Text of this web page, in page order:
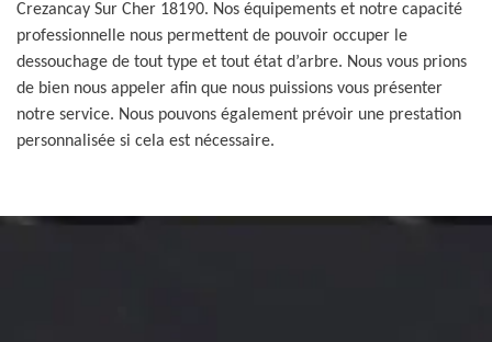
Crezancay Sur Cher 18190. Nos équipements et notre capacité
professionnelle nous permettent de pouvoir occuper le
dessouchage de tout type et tout état d’arbre. Nous vous prions
de bien nous appeler afin que nous puissions vous présenter
notre service. Nous pouvons également prévoir une prestation
personnalisée si cela est nécessaire.